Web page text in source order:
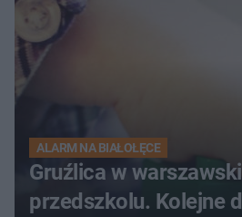
ALARM NA BIAŁOŁĘCE
Gruźlica w
przedszkolu. Kolejne